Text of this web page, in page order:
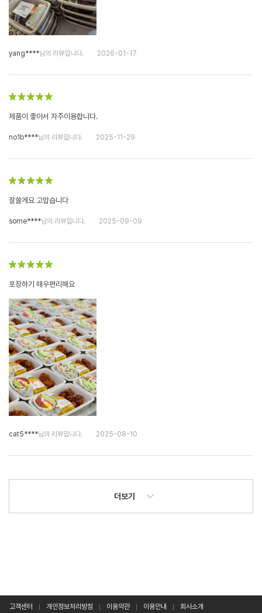
yang****님의 리뷰입니다. 2026-01-17
제품이 좋아서 자주이용합니다.
no1b****님의 리뷰입니다. 2025-11-29
잘쓸게요 고맙습니다
some****님의 리뷰입니다. 2025-09-09
포장하기 매우편리해요
cat5****님의 리뷰입니다. 2025-08-10
더보기
고객센터 개인정보처리방침 이용약관 이용안내 회사소개